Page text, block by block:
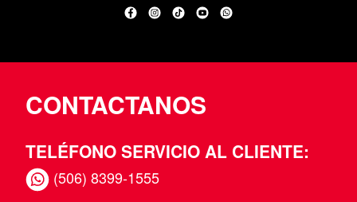
FacebookInstagram
TikTokYouTubeWhatsApp
CONTACTANOS
TELÉFONO SERVICIO AL CLIENTE:
(506) 8399-1555